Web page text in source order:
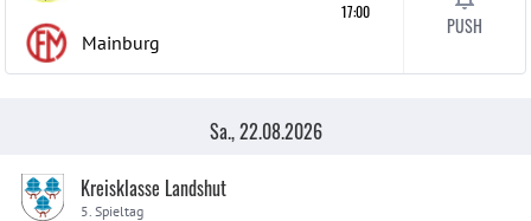
Mainburg
17:00
PUSH
Sa., 22.08.2026
Kreisklasse Landshut
5. Spieltag